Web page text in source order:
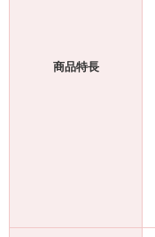
商品特長